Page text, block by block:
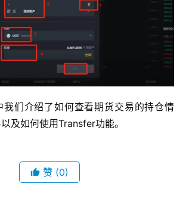
我们介绍了如何查看期货交易的持仓情
及如何使用Transfer功能。
赞 (0)